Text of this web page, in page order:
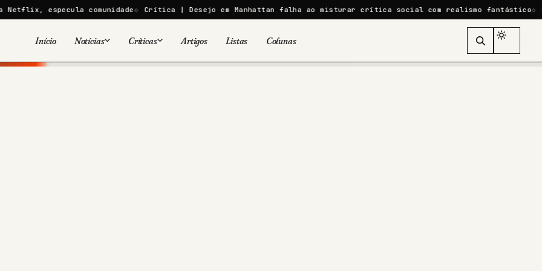
comunidade Crítica | Desejo em Manhattan falha ao misturar crítica social com realismo fantástico Homem-
Início Notícias
Viral
Críticas Artigos Listas Colunas